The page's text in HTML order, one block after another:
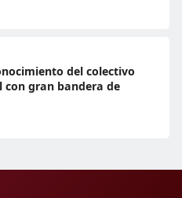
del colectivo
con gran bandera de